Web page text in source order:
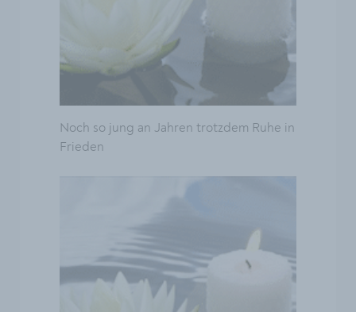
Noch so jung an Jahren trotzdem Ruhe in
Frieden